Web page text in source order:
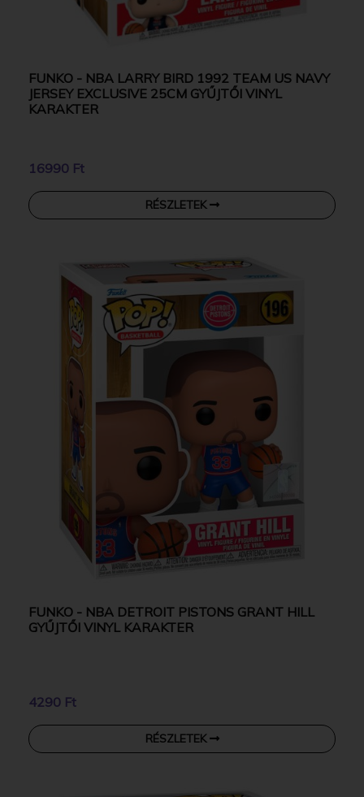
FUNKO - NBA LARRY BIRD 1992 TEAM US NAVY
JERSEY EXCLUSIVE 25CM GYŰJTŐI VINYL
KARAKTER
16990 Ft
RÉSZLETEK
FUNKO - NBA DETROIT PISTONS GRANT HILL
GYŰJTŐI VINYL KARAKTER
4290 Ft
RÉSZLETEK